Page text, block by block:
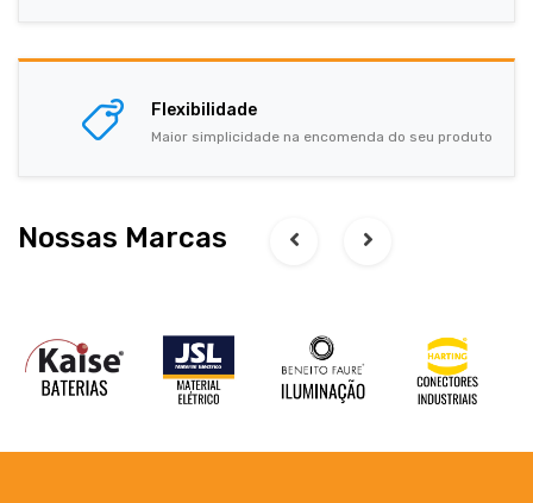
Flexibilidade
Maior simplicidade na encomenda do seu produto
Nossas Marcas